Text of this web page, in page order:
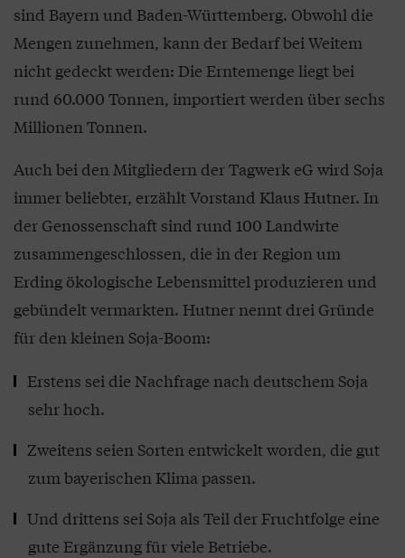
sind Bayern und Baden-Württemberg. Obwohl die
Mengen zunehmen, kann der Bedarf bei Weitem
nicht gedeckt werden: Die Erntemenge liegt bei
rund 60.000 Tonnen, importiert werden über sechs
Millionen Tonnen.
Auch bei den Mitgliedern der Tagwerk eG wird Soja
immer beliebter, erzählt Vorstand Klaus Hutner. In
der Genossenschaft sind rund 100 Landwirte
zusammengeschlossen, die in der Region um
Erding ökologische Lebensmittel produzieren und
gebündelt vermarkten. Hutner nennt drei Gründe
für den kleinen Soja-Boom:
Erstens sei die Nachfrage nach deutschem Soja
sehr hoch.
Zweitens seien Sorten entwickelt worden, die gut
zum bayerischen Klima passen.
Und drittens sei Soja als Teil der Fruchtfolge eine
gute Ergänzung für viele Betriebe.